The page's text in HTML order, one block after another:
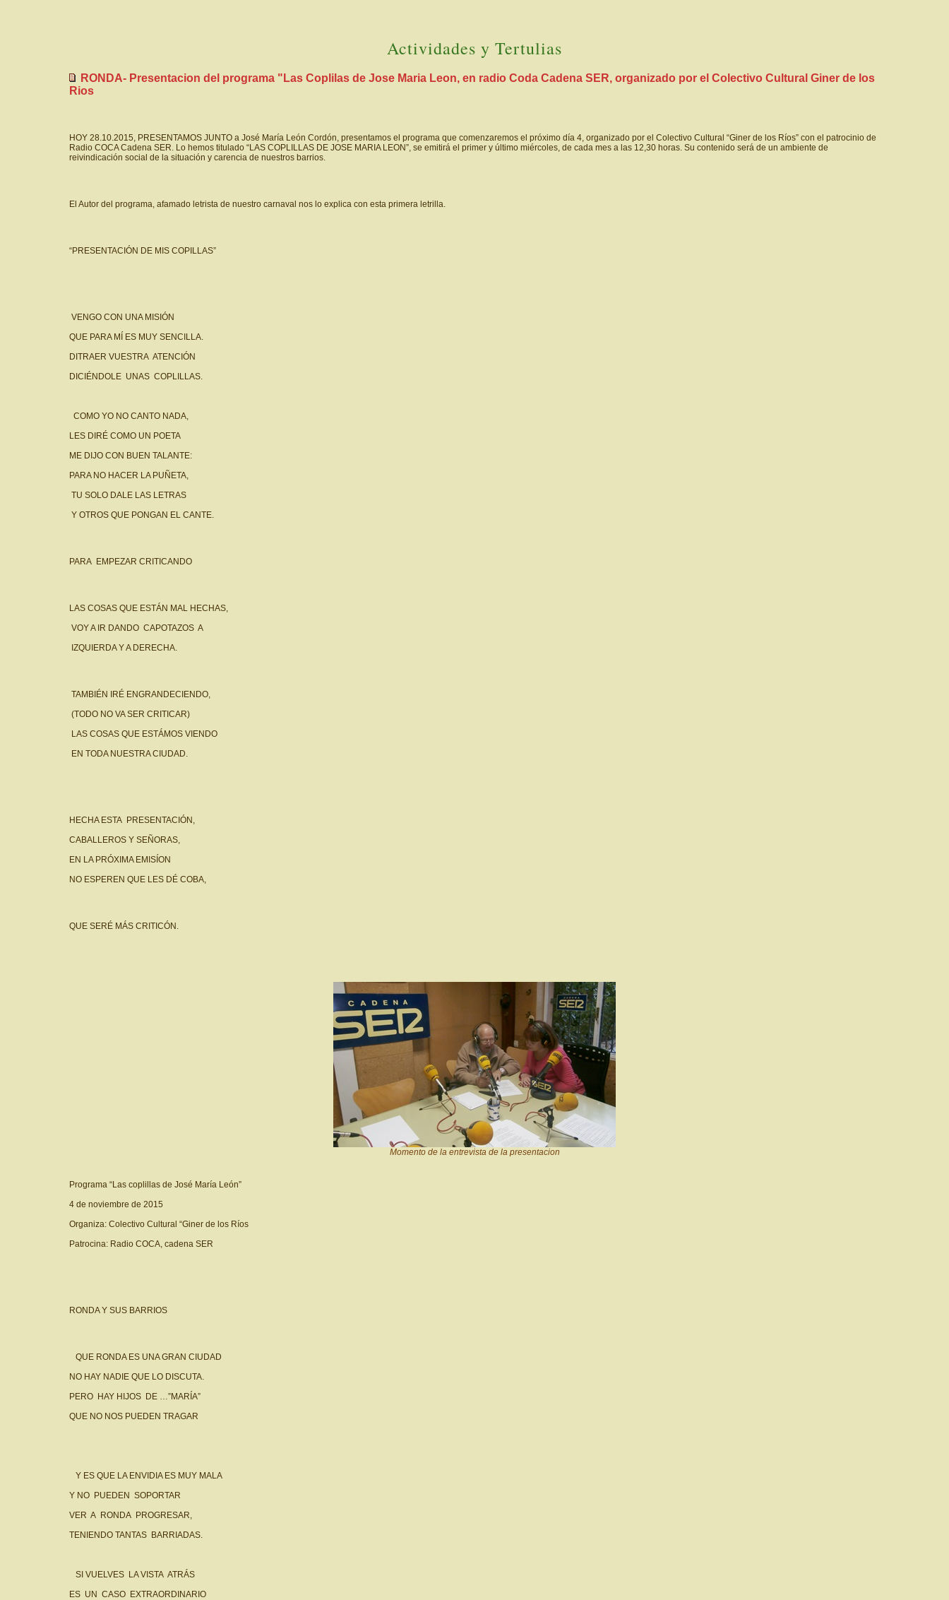
Actividades y Tertulias
RONDA- Presentacion del programa "Las Coplilas de Jose Maria Leon, en radio Coda Cadena SER, organizado por el Colectivo Cultural Giner de los
Rios
HOY 28.10.2015, PRESENTAMOS JUNTO a José María León Cordón, presentamos el programa que comenzaremos el próximo día 4, organizado por el Colectivo Cultural “Giner de los Ríos” con el patrocinio de
Radio COCA Cadena SER. Lo hemos titulado “LAS COPLILLAS DE JOSE MARIA LEON”, se emitirá el primer y último miércoles, de cada mes a las 12,30 horas. Su contenido será de un ambiente de
reivindicación social de la situación y carencia de nuestros barrios.
El Autor del programa, afamado letrista de nuestro carnaval nos lo explica con esta primera letrilla.
“PRESENTACIÓN DE MIS COPILLAS”
VENGO CON UNA MISIÓN
QUE PARA MÍ ES MUY SENCILLA.
DITRAER VUESTRA ATENCIÓN
DICIÉNDOLE UNAS COPLILLAS.
COMO YO NO CANTO NADA,
LES DIRÉ COMO UN POETA
ME DIJO CON BUEN TALANTE:
PARA NO HACER LA PUÑETA,
TU SOLO DALE LAS LETRAS
Y OTROS QUE PONGAN EL CANTE.
PARA EMPEZAR CRITICANDO
LAS COSAS QUE ESTÁN MAL HECHAS,
VOY A IR DANDO CAPOTAZOS A
IZQUIERDA Y A DERECHA.
TAMBIÉN IRÉ ENGRANDECIENDO,
(TODO NO VA SER CRITICAR)
LAS COSAS QUE ESTÁMOS VIENDO
EN TODA NUESTRA CIUDAD.
HECHA ESTA PRESENTACIÓN,
CABALLEROS Y SEÑORAS,
EN LA PRÓXIMA EMISÍON
NO ESPEREN QUE LES DÉ COBA,
QUE SERÉ MÁS CRITICÓN.
Momento de la entrevista de la presentacion
Programa “Las coplillas de José María León”
4 de noviembre de 2015
Organiza: Colectivo Cultural “Giner de los Ríos
Patrocina: Radio COCA, cadena SER
RONDA Y SUS BARRIOS
QUE RONDA ES UNA GRAN CIUDAD
NO HAY NADIE QUE LO DISCUTA.
PERO HAY HIJOS DE …”MARÍA”
QUE NO NOS PUEDEN TRAGAR
Y ES QUE LA ENVIDIA ES MUY MALA
Y NO PUEDEN SOPORTAR
VER A RONDA PROGRESAR,
TENIENDO TANTAS BARRIADAS.
SI VUELVES LA VISTA ATRÁS
ES UN CASO EXTRAORDINARIO